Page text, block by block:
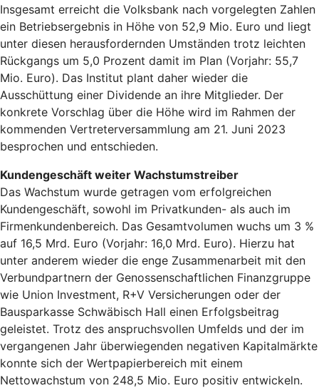
Insgesamt erreicht die Volksbank nach vorgelegten Zahlen
ein Betriebsergebnis in Höhe von 52,9 Mio. Euro und liegt
unter diesen herausfordernden Umständen trotz leichten
Rückgangs um 5,0 Prozent damit im Plan (Vorjahr: 55,7
Mio. Euro). Das Institut plant daher wieder die
Ausschüttung einer Dividende an ihre Mitglieder. Der
konkrete Vorschlag über die Höhe wird im Rahmen der
kommenden Vertreterversammlung am 21. Juni 2023
besprochen und entschieden.
Kundengeschäft weiter Wachstumstreiber
Das Wachstum wurde getragen vom erfolgreichen
Kundengeschäft, sowohl im Privatkunden- als auch im
Firmenkundenbereich. Das Gesamtvolumen wuchs um 3 %
auf 16,5 Mrd. Euro (Vorjahr: 16,0 Mrd. Euro). Hierzu hat
unter anderem wieder die enge Zusammenarbeit mit den
Verbundpartnern der Genossenschaftlichen Finanzgruppe
wie Union Investment, R+V Versicherungen oder der
Bausparkasse Schwäbisch Hall einen Erfolgsbeitrag
geleistet. Trotz des anspruchsvollen Umfelds und der im
vergangenen Jahr überwiegenden negativen Kapitalmärkte
konnte sich der Wertpapierbereich mit einem
Nettowachstum von 248,5 Mio. Euro positiv entwickeln.